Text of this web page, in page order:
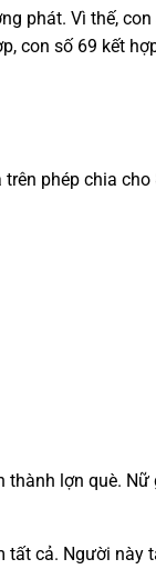
phát. Vì thế, con
con số 69 kết
phép chia
lợn què.
cả. Người này